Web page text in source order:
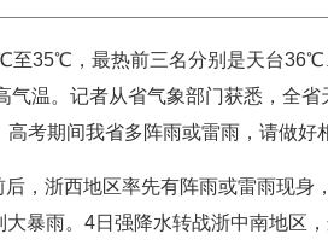
至35℃，最热前三名分别是天台
温。记者从省气象部门获悉，全省
考期间我省多阵雨或雷雨，请做好
，浙西地区率先有阵雨或雷雨现身
暴雨。4日强降水转战浙中南地区